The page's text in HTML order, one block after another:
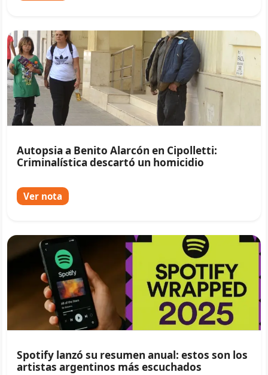
Autopsia a Benito Alarcón en Cipolletti:
Criminalística descartó un homicidio
Ver nota
Spotify lanzó su resumen anual: estos son los
artistas argentinos más escuchados